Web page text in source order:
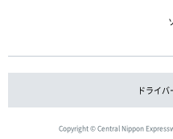
ドライ
Copyright © Central Nippon